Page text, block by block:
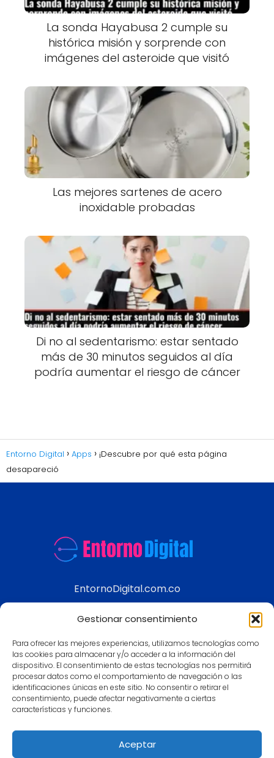
Gestionar consentimiento
Para ofrecer las mejores experiencias, utilizamos tecnologías como
las cookies para almacenar y/o acceder a la información del
dispositivo. El consentimiento de estas tecnologías nos permitirá
procesar datos como el comportamiento de navegación o las
identificaciones únicas en este sitio. No consentir o retirar el
consentimiento, puede afectar negativamente a ciertas
características y funciones.
Aceptar
La sonda Hayabusa 2 cumple su
histórica misión y sorprende con
imágenes del asteroide que visitó
Las mejores sartenes de acero
inoxidable probadas
Di no al sedentarismo: estar sentado
más de 30 minutos seguidos al día
podría aumentar el riesgo de cáncer
Entorno Digital Apps
¡Descubre por qué esta página
desapareció
EntornoDigital.com.co
modernos
Aviso legal
Política de Privacidad
Política de Cookies
Contacto